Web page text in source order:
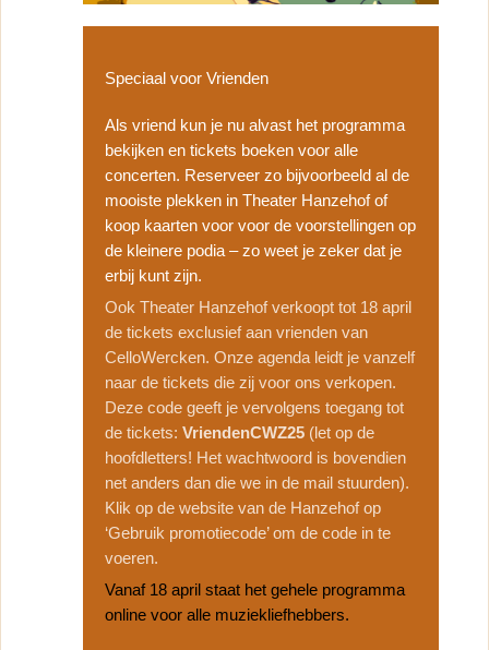
Speciaal voor Vrienden
Als vriend kun je nu alvast het programma
bekijken en tickets boeken voor alle
concerten. Reserveer zo bijvoorbeeld al de
mooiste plekken in Theater Hanzehof of
koop kaarten voor voor de voorstellingen op
de kleinere podia – zo weet je zeker dat je
erbij kunt zijn.
Ook Theater Hanzehof verkoopt tot 18 april
de tickets exclusief aan vrienden van
CelloWercken. Onze agenda leidt je vanzelf
naar de tickets die zij voor ons verkopen.
Deze code geeft je vervolgens toegang tot
de tickets: VriendenCWZ25 (let op de
hoofdletters! Het wachtwoord is bovendien
net anders dan die we in de mail stuurden).
Klik op de website van de Hanzehof op
‘Gebruik promotiecode’ om de code in te
voeren.
Vanaf 18 april staat het gehele programma
online voor alle muziekliefhebbers.